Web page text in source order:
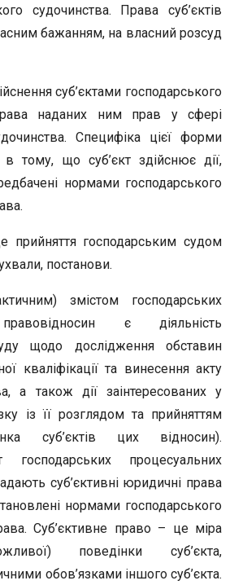
судочинства. Права суб’єктів
бажанням, на власний розсуд
суб’єктами господарського
наданих ним прав у сфері
Специфіка цієї форми
в тому, що суб’єкт здійснює дії,
нормами господарського
прийняття господарським судом
постанови.
змістом господарських
є діяльність
щодо дослідження обставин
кваліфікації та винесення акту
а також дії заінтересованих у
із її розглядом та прийняттям
суб’єктів цих відносин).
господарських процесуальних
суб’єктивні юридичні права
нормами господарського
Суб’єктивне право – це міра
поведінки суб’єкта,
обов’язками іншого суб’єкта.